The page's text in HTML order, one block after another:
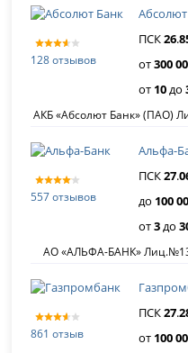
128 отзывов
ПСК26.
от300
от 10до
АКБ «Абсолют Банк» (ПАО)
557 отзывов
Альфа-
ПСК27.
до 100
от3до
АО «АЛЬФА-БАНК»
861 отзыв
ПСК27.
от 100